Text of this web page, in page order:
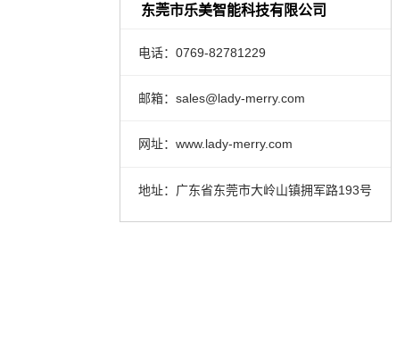
东莞市乐美智能科技有限公司
电话：0769-82781229
邮箱：sales@lady-merry.com
网址：www.lady-merry.com
地址：广东省东莞市大岭山镇拥军路193号